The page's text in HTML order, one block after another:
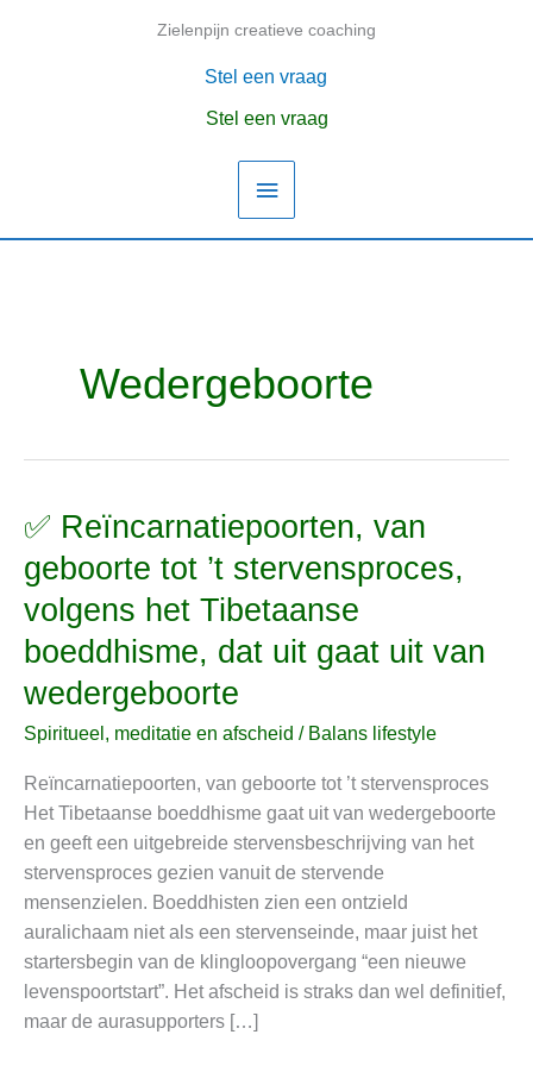
Zielenpijn creatieve coaching
Hoofdmenu
Stel een vraag
Stel een vraag
Wedergeboorte
✅ Reïncarnatiepoorten, van
geboorte tot ’t stervensproces,
volgens het Tibetaanse
boeddhisme, dat uit gaat uit van
wedergeboorte
Spiritueel, meditatie en afscheid / Balans lifestyle
Reïncarnatiepoorten, van geboorte tot ’t stervensproces
Het Tibetaanse boeddhisme gaat uit van wedergeboorte
en geeft een uitgebreide stervensbeschrijving van het
stervensproces gezien vanuit de stervende
mensenzielen. Boeddhisten zien een ontzield
auralichaam niet als een stervenseinde, maar juist het
startersbegin van de klingloopovergang “een nieuwe
levenspoortstart”. Het afscheid is straks dan wel definitief,
maar de aurasupporters […]
✅
van
geboorte
tot
’t
stervensproces,
volgens
Tibetaanse
boeddhisme,
dat
uit
gaat
uit
van
wedergeboorte